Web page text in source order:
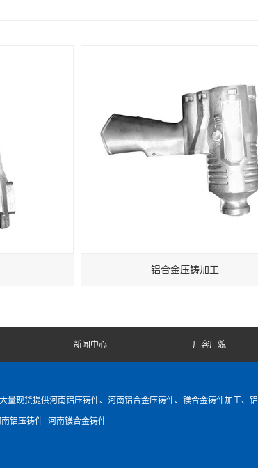
铝合金压铸加工
新闻中心 厂容厂貌
现货提供河南铝压铸件、河南铝合金压铸件、镁合金铸件加工、铝
铝压铸件 河南镁合金铸件